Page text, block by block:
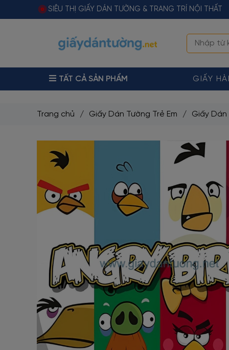
SIÊU THỊ GIẤY DÁN TƯỜNG & TRANG TRÍ NỘI THẤT
TẤT CẢ SẢN PHẨM GIẤY
Trang chủ / Giấy Dán Tường Trẻ Em / Giấy